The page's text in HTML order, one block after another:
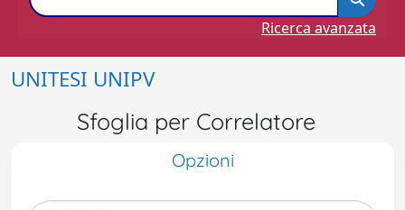
Ricerca avanzata
UNITESI UNIPV
Sfoglia per Correlatore
Opzioni